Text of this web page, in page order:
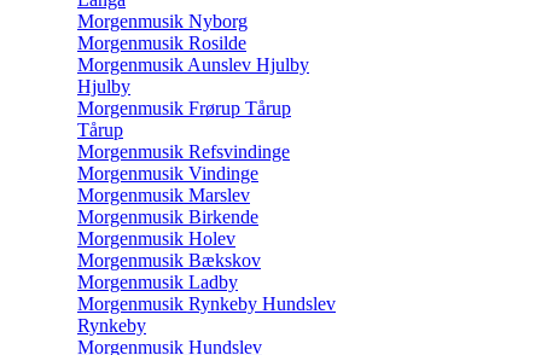
Morgenmusik Nyborg
Morgenmusik Rosilde
Morgenmusik Aunslev Hjulby
Hjulby
Morgenmusik Frørup Tårup
Tårup
Morgenmusik Refsvindinge
Morgenmusik Vindinge
Morgenmusik Marslev
Morgenmusik Birkende
Morgenmusik Holev
Morgenmusik Bækskov
Morgenmusik Ladby
Morgenmusik Rynkeby Hundslev
Rynkeby
Morgenmusik Hundslev